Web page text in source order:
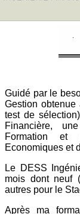
Guidé par le
Gestion
test de
Financière,
Formation et
Economiques et
Le DESS
mois dont neuf
autres pour le
Après ma